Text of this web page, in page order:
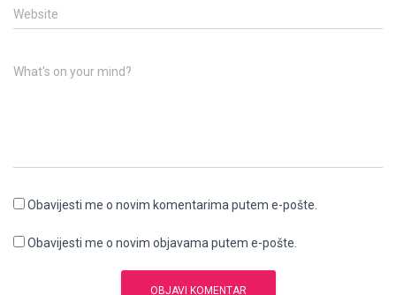
Website
What's on your mind?
Obavijesti me o novim komentarima putem e-pošte.
Obavijesti me o novim objavama putem e-pošte.